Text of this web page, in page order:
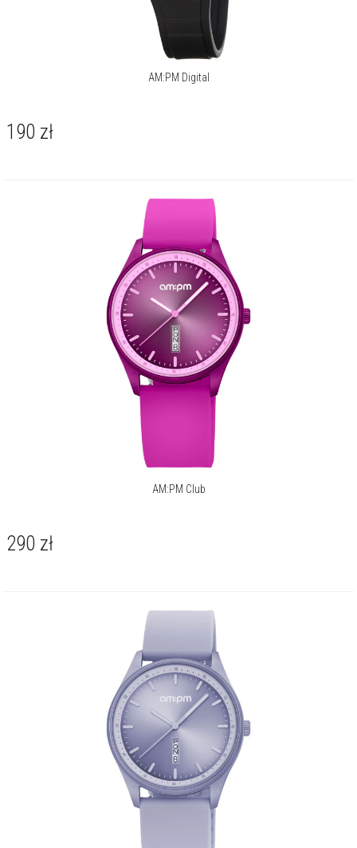
AM:PM Digital
190 zł
AM:PM Club
290 zł